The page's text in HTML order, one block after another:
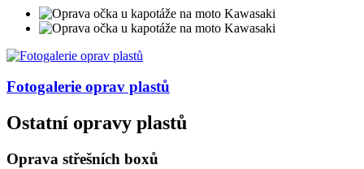
Fotogalerie oprav plastů
Ostatní opravy plastů
Oprava střešních boxů